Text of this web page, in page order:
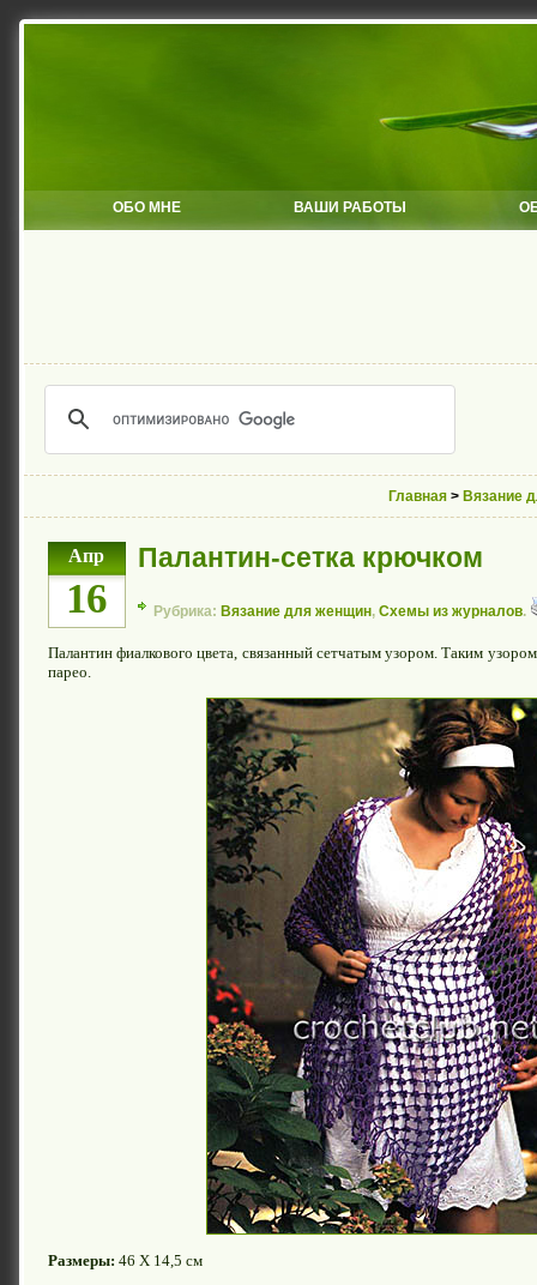
ОБО МНЕ ВАШИ РАБОТЫ
Главная > Вязание
Апр
16
Палантин-сетка крючком
Рубрика: Вязание для женщин, Схемы из журналов.
Палантин фиалкового цвета, связанный сетчатым узором. Таким
парео.
Размеры: 46 Х 14,5 см